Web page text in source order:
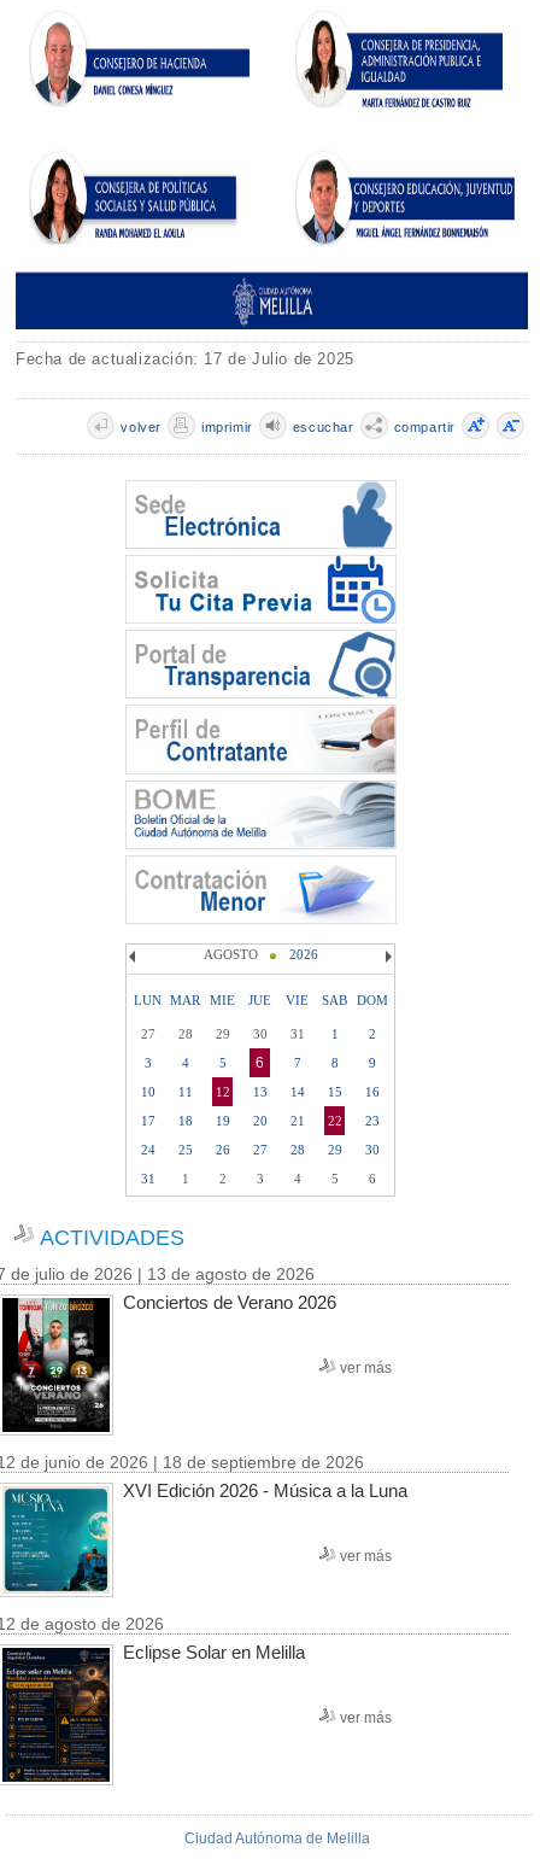
Fecha de actualización: 17 de Julio de 2025
compartir
escuchar
imprimir
volver
AGOSTO 2026
LUN MAR MIE JUE VIE SAB DOM
27 28 29 30 31 1
2
3
4 5 6 7 8
9
10
11 12 13 14 15
16
17
18 19 20 21 22
23
24
25 26 27 28 29
30
31
1 2 3 4 5 6
ACTIVIDADES
de julio de 2026 | 13 de agosto de 2026
Conciertos de Verano 2026
ver más
de junio de 2026 | 18 de septiembre de 2026
XVI Edición 2026 - Música a la Luna
ver más
de agosto de 2026
Eclipse Solar en Melilla
ver más
Ciudad Autónoma de Melilla